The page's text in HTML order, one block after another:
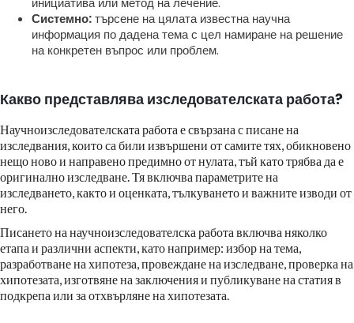
Системно:търсене на цялата известна научна
информация по дадена тема с цел намиране на решение
на конкретен въпрос или проблем.
Какво представлява изследователската работа?
Научноизследователската работа е свързана с писане на
изследвания, които са били извършени от самите тях, обикновено
нещо ново и направено предимно от нулата, тъй като трябва да е
оригинално изследване. Тя включва параметрите на
изследването, както и оценката, тълкуването и важните изводи от
него.
Писането на научноизследователска работа включва няколко
етапа и различни аспекти, като например: избор на тема,
разработване на хипотеза, провеждане на изследване, проверка на
хипотезата, изготвяне на заключения и публикуване на статия в
подкрепа или за отхвърляне на хипотезата.